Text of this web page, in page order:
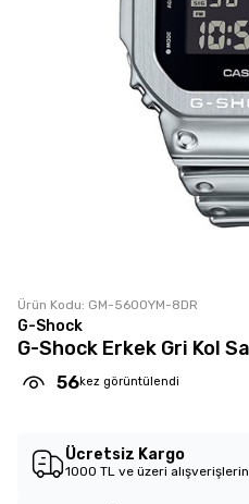
Ürün Kodu: GM-5600YM-8DR
G-Shock
G-Shock Erkek Gri Kol
56kez görüntülendi
Ücretsiz Kargo
1000 TL ve üzeri